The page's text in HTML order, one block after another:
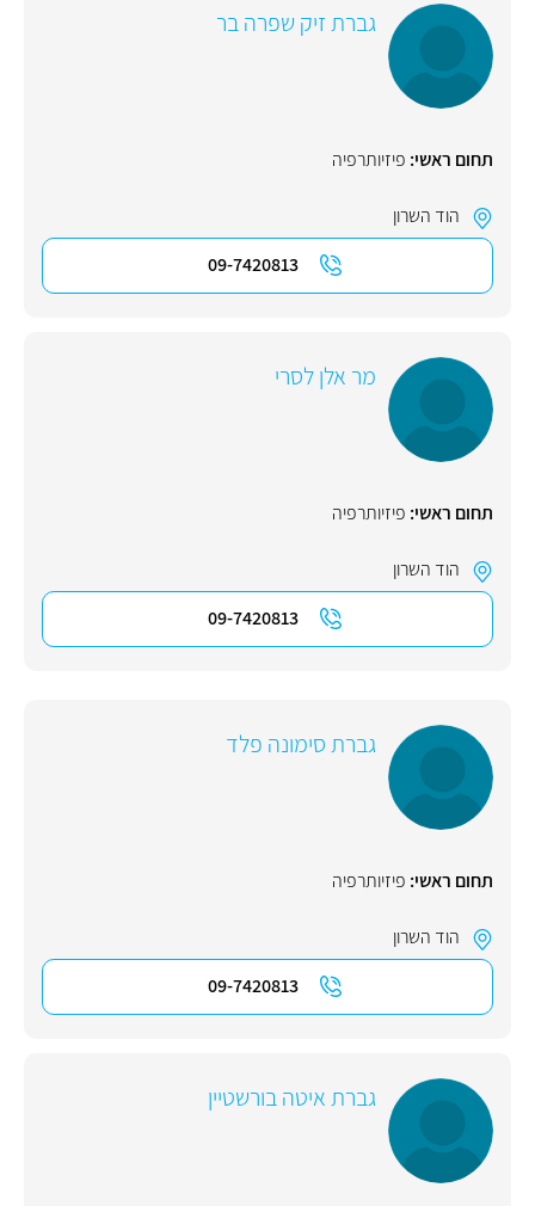
גברת זיק שפרה בר
תחום ראשי: פיזיותרפיה
הוד השרון
09-7420813
מר אלן לסרי
תחום ראשי: פיזיותרפיה
הוד השרון
09-7420813
גברת סימונה פלד
תחום ראשי: פיזיותרפיה
הוד השרון
09-7420813
גברת איטה בורשטיין